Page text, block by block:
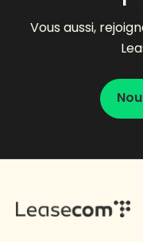
Vous aussi,